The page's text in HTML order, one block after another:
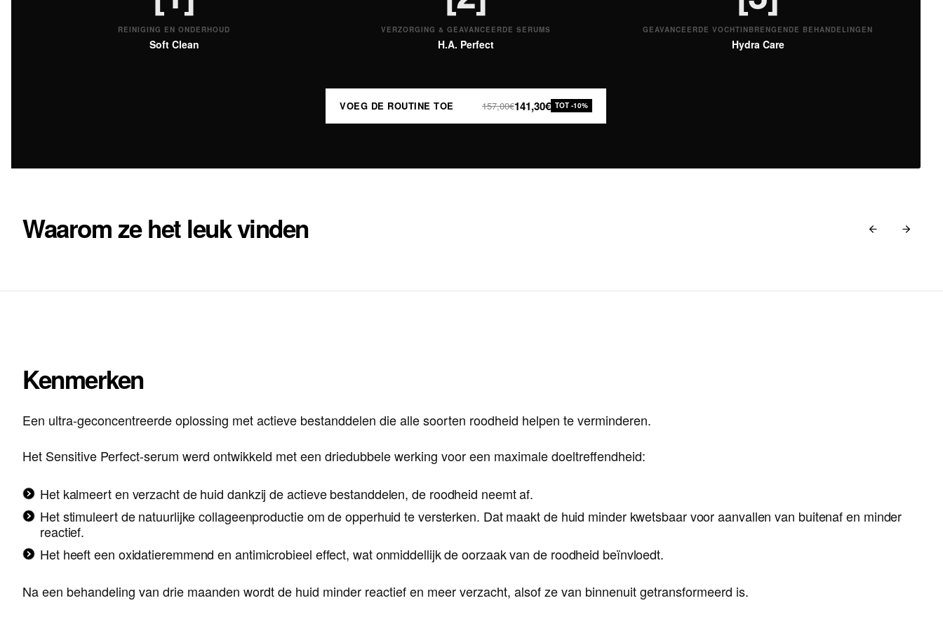
REINIGING EN ONDERHOUD
Soft Clean
VERZORGING & GEAVANCEERDE SERUMS
H.A. Perfect
GEAVANCEERDE VOCHTINBRENGENDE BEHANDELINGEN
Hydra Care
VOEG DE ROUTINE TOE 157,00€141,30€ TOT -10%
Waarom ze het leuk vinden
Kenmerken
Een ultra-geconcentreerde oplossing met actieve bestanddelen die alle soorten roodheid helpen te verminderen.
Het Sensitive Perfect-serum werd ontwikkeld met een driedubbele werking voor een maximale doeltreffendheid:
Het kalmeert en verzacht de huid dankzij de actieve bestanddelen, de roodheid neemt af.
Het stimuleert de natuurlijke collageenproductie om de opperhuid te versterken. Dat maakt de huid minder kwetsbaar voor aanvallen van buitenaf en minder
reactief.
Het heeft een oxidatieremmend en antimicrobieel effect, wat onmiddellijk de oorzaak van de roodheid beïnvloedt.
Na een behandeling van drie maanden wordt de huid minder reactief en meer verzacht, alsof ze van binnenuit getransformeerd is.